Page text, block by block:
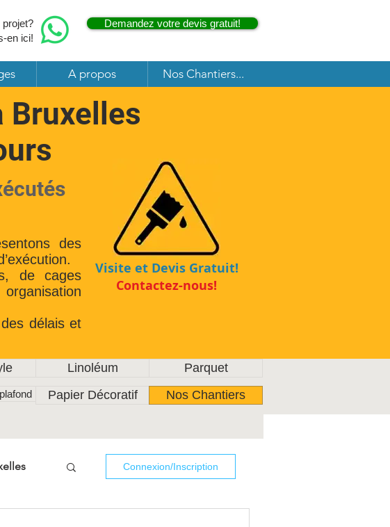
projet?
en ici!
Demandez votre devis gratuit!
A propos Nos Chantiers...
Bruxelles
des
de cages
délais et
Visite et Devis Gratuit!
Contactez-nous!
Linoléum
Parquet
Papier Décoratif Nos Chantiers
Connexion/Inscription